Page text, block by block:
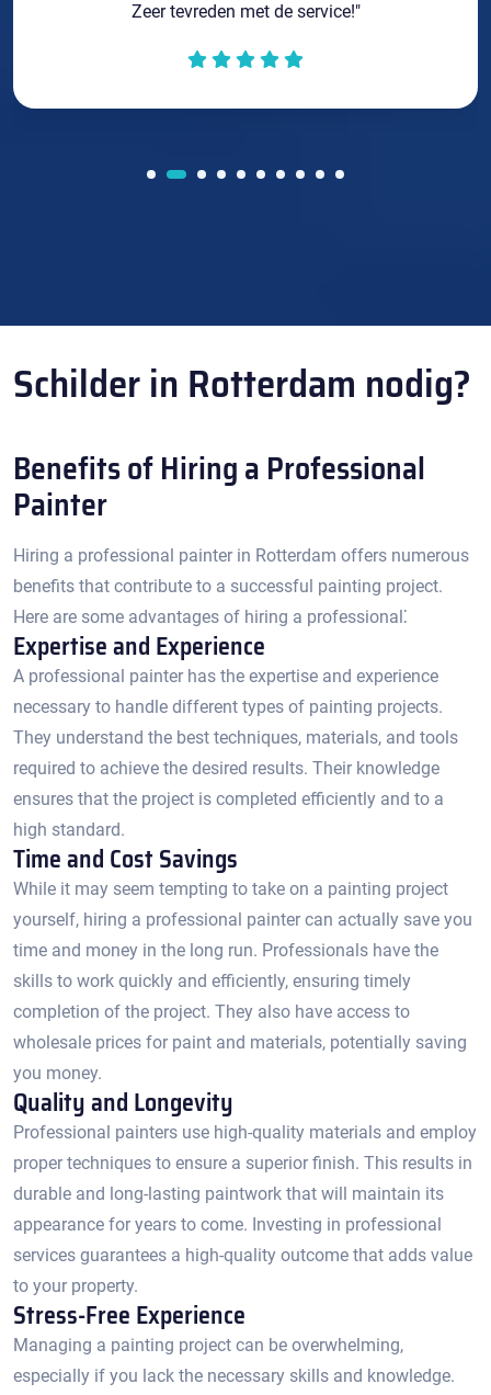
Zeer tevreden met de service!"
Schilder in Rotterdam nodig?
Benefits of Hiring a Professional
Painter
Hiring a professional painter in Rotterdam offers numerous
benefits that contribute to a successful painting project.​
Here are some advantages of hiring a professional⁚
Expertise and Experience
A professional painter has the expertise and experience
necessary to handle different types of painting projects.​
They understand the best techniques, materials, and tools
required to achieve the desired results.​ Their knowledge
ensures that the project is completed efficiently and to a
high standard.​
Time and Cost Savings
While it may seem tempting to take on a painting project
yourself, hiring a professional painter can actually save you
time and money in the long run.​ Professionals have the
skills to work quickly and efficiently, ensuring timely
completion of the project.​ They also have access to
wholesale prices for paint and materials, potentially saving
you money.​
Quality and Longevity
Professional painters use high-quality materials and employ
proper techniques to ensure a superior finish. This results in
durable and long-lasting paintwork that will maintain its
appearance for years to come.​ Investing in professional
services guarantees a high-quality outcome that adds value
to your property.
Stress-Free Experience
Managing a painting project can be overwhelming,
especially if you lack the necessary skills and knowledge.​